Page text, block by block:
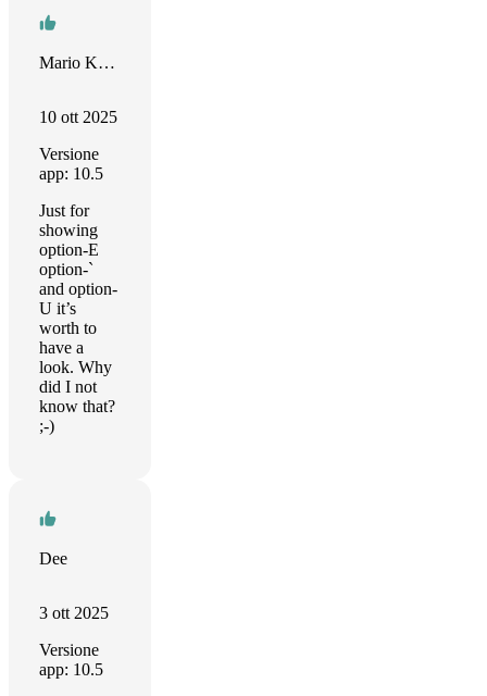
Mario Kreeft
10 ott 2025
Versione
app: 10.5
Just for
showing
option-E
option-`
and option-
U it’s
worth to
have a
look. Why
did I not
know that?
;-)
Dee
3 ott 2025
Versione
app: 10.5